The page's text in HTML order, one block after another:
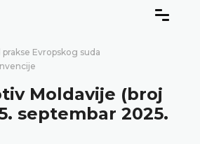
Evropskog suda
Moldavije (broj
septembar 2025.